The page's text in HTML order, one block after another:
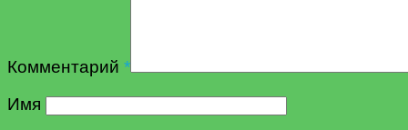
Комментарий *
Имя